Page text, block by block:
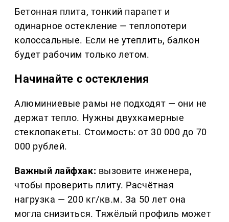
Бетонная плита, тонкий парапет и
одинарное остекление — теплопотери
колоссальные. Если не утеплить, балкон
будет рабочим только летом.
Начинайте с остекления
Алюминиевые рамы не подходят — они не
держат тепло. Нужны двухкамерные
стеклопакеты. Стоимость: от 30 000 до 70
000 рублей.
Важный лайфхак: вызовите инженера,
чтобы проверить плиту. Расчётная
нагрузка — 200 кг/кв.м. За 50 лет она
могла снизиться. Тяжёлый профиль может